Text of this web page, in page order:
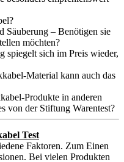
Säuberung – Benötigen sie
möchten?
spiegelt sich im Preis wieder,
Material kann auch das
Produkte in anderen
von der Stiftung Warentest?
Test
Faktoren. Zum Einen
Bei vielen Produkten